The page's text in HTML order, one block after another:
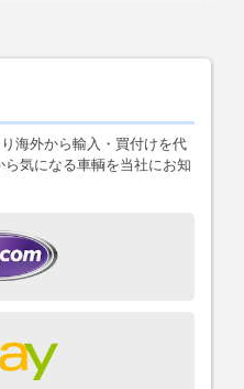
海外から輸入・買付けを代
気になる車輌を当社にお知